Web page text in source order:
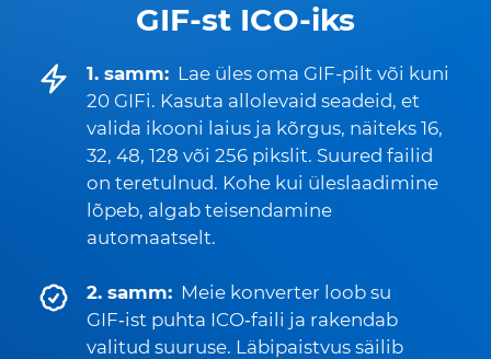
GIF-st ICO-iks
1. samm: Lae üles oma GIF-pilt või kuni
20 GIFi. Kasuta allolevaid seadeid, et
valida ikooni laius ja kõrgus, näiteks 16,
32, 48, 128 või 256 pikslit. Suured failid
on teretulnud. Kohe kui üleslaadimine
lõpeb, algab teisendamine
automaatselt.
2. samm: Meie konverter loob su
GIF‑ist puhta ICO‑faili ja rakendab
valitud suuruse. Läbipaistvus säilib